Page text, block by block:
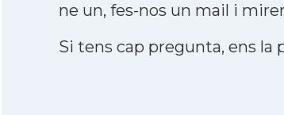
ne un, fes-nos un mail i
Si tens cap pregunta, ens la